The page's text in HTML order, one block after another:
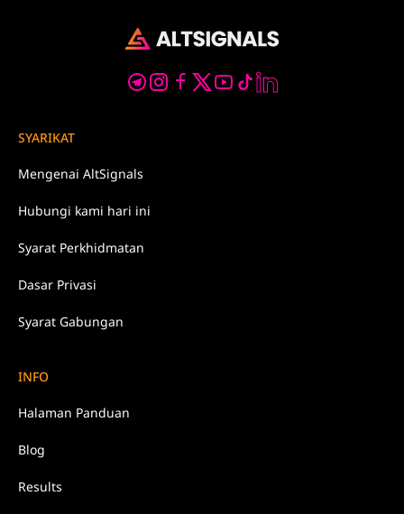
SYARIKAT
Mengenai AltSignals
Hubungi kami hari ini
Syarat Perkhidmatan
Dasar Privasi
Syarat Gabungan
INFO
Halaman Panduan
Blog
Results